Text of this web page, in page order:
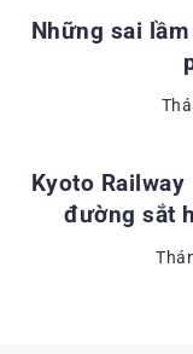
Những sai
ĐỊA
Kyoto
đường sắt